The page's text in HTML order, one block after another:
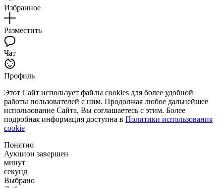
Избранное
Разместить
Чат
Профиль
Этот Сайт использует файлы cookies для более удобной
работы пользователей с ним. Продолжая любое дальнейшее
использование Сайта, Вы соглашаетесь с этим. Более
подробная информация доступна в Политики использования
cookie
Понятно
Аукцион завершен
минут
секунд
Выбрано